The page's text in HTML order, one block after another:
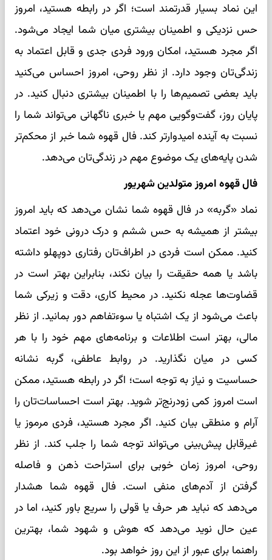
این نماد بسیار قدرتمند است؛ اگر در رابطه هستید، امروز
حس نزدیکی و اطمینان بیشتری میان شما ایجاد می‌شود.
اگر مجرد هستید، امکان ورود فردی جدی و قابل اعتماد به
زندگی‌تان وجود دارد. از نظر روحی، امروز احساس می‌کنید
باید بعضی تصمیم‌ها را با اطمینان بیشتری دنبال کنید. در
پایان روز، گفت‌وگویی مهم یا خبری ناگهانی می‌تواند شما را
نسبت به آینده امیدوارتر کند. فال قهوه شما خبر از محکم‌تر
شدن پایه‌های یک موضوع مهم در زندگی‌تان می‌دهد.
فال قهوه امروز متولدین شهریور
نماد «گربه» در فال قهوه شما نشان می‌دهد که باید امروز
بیشتر از همیشه به حس ششم و درک درونی خود اعتماد
کنید. ممکن است فردی در اطراف‌تان رفتاری دوپهلو داشته
باشد یا همه حقیقت را بیان نکند، بنابراین بهتر است در
قضاوت‌ها عجله نکنید. در محیط کاری، دقت و زیرکی شما
باعث می‌شود از یک اشتباه یا سوءتفاهم دور بمانید. از نظر
مالی، بهتر است اطلاعات و برنامه‌های مهم خود را با هر
کسی در میان نگذارید. در روابط عاطفی، گربه نشانه
حساسیت و نیاز به توجه است؛ اگر در رابطه هستید، ممکن
است امروز کمی زودرنج‌تر شوید. بهتر است احساسات‌تان را
آرام و منطقی بیان کنید. اگر مجرد هستید، فردی مرموز یا
غیرقابل پیش‌بینی می‌تواند توجه شما را جلب کند. از نظر
روحی، امروز زمان خوبی برای استراحت ذهن و فاصله
گرفتن از آدم‌های منفی است. فال قهوه شما هشدار
می‌دهد که نباید هر حرف یا قولی را سریع باور کنید، اما در
عین حال نوید می‌دهد که هوش و شهود شما، بهترین
راهنما برای عبور از این روز خواهد بود.